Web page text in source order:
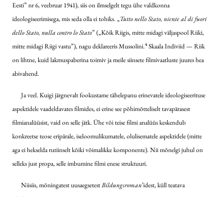
Eesti” nr 6, veebruar 1941), siis on ilmselgelt tegu ühe valdkonna
ideologiseerimisega, mis seda olla ei tohiks. „Tutto nello Stato, niente al di fuori
dello Stato, nulla contro lo Stato” („Kõik Riigis, mitte midagi väljaspool Riiki,
mitte midagi Riigi vastu”), nagu deklareeris Mussolini.4Skaala Indiviid — Riik
on lihtne, kuid lakmuspaberina toimiv ja meile siinsete filmivaatluste juures hea
abivahend.
Ja veel. Kuigi järgnevalt fookustame tähelepanu erinevatele ideologiseerituse
aspektidele vaadeldavates filmides, ei erine see põhimõtteliselt tavapärasest
filmianalüüsist, vaid on selle jätk. Ühe või teise filmi analüüs keskendub
konkreetse teose eripärale, iseloomulikumatele, olulisematele aspektidele (mitte
aga ei hekselda rutiinselt kõiki võimalikke komponente). Nii mõnelgi juhul on
selleks just propa, selle imbumine filmi enese struktuuri.
Niisiis, mõningatest uusaegsetestBildungsroman’idest, küll teatava